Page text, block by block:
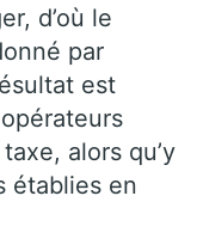
d’où le
par
est
alors qu’y
établies en